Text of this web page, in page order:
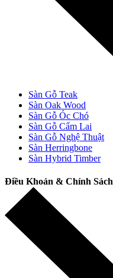
Sàn Gỗ Teak
Sàn Oak Wood
Sàn Gỗ Óc Chó
Sàn Gỗ Cẩm Lai
Sàn Gỗ Nghệ Thuật
Sàn Herringbone
Sàn Hybrid Timber
Điều Khoản & Chính Sách